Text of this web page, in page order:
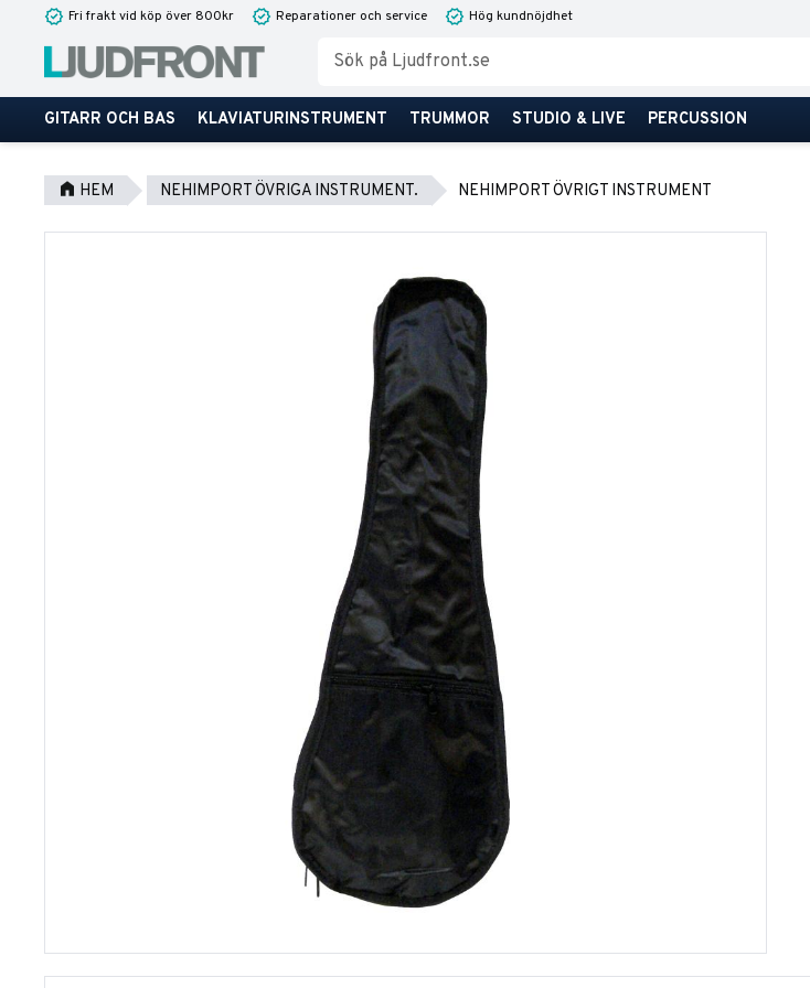
Fri frakt vid köp över 800kr Reparationer och service Hög kundnöjdhet
GITARR OCH BAS KLAVIATURINSTRUMENT TRUMMOR STUDIO & LIVE PERCUSSION
HEM NEHIMPORT ÖVRIGA INSTRUMENT. NEHIMPORT ÖVRIGT INSTRUMENT